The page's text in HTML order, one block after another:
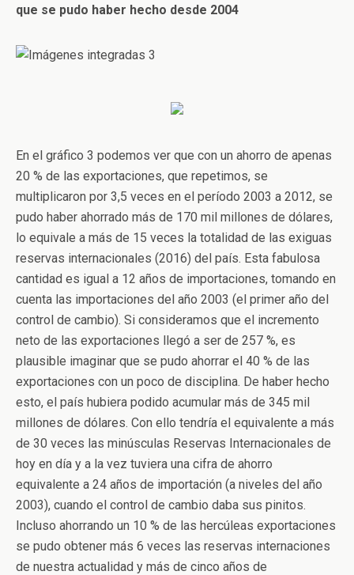
que se pudo haber hecho desde 2004
En el gráfico 3 podemos ver que con un ahorro de apenas
20 % de las exportaciones, que repetimos, se
multiplicaron por 3,5 veces en el período 2003 a 2012, se
pudo haber ahorrado más de 170 mil millones de dólares,
lo equivale a más de 15 veces la totalidad de las exiguas
reservas internacionales (2016) del país. Esta fabulosa
cantidad es igual a 12 años de importaciones, tomando en
cuenta las importaciones del año 2003 (el primer año del
control de cambio). Si consideramos que el incremento
neto de las exportaciones llegó a ser de 257 %, es
plausible imaginar que se pudo ahorrar el 40 % de las
exportaciones con un poco de disciplina. De haber hecho
esto, el país hubiera podido acumular más de 345 mil
millones de dólares. Con ello tendría el equivalente a más
de 30 veces las minúsculas Reservas Internacionales de
hoy en día y a la vez tuviera una cifra de ahorro
equivalente a 24 años de importación (a niveles del año
2003), cuando el control de cambio daba sus pinitos.
Incluso ahorrando un 10 % de las hercúleas exportaciones
se pudo obtener más 6 veces las reservas internaciones
de nuestra actualidad y más de cinco años de